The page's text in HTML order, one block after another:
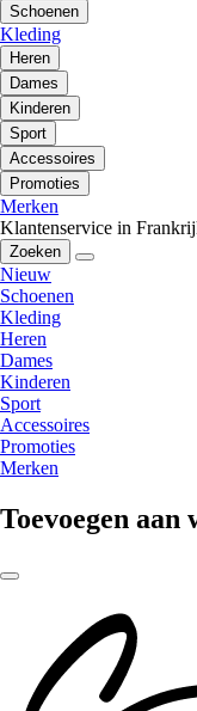
Schoenen
Kleding
Heren
Dames
Kinderen
Sport
Accessoires
Promoties
Merken
Klantenservice in
Zoeken
Nieuw
Schoenen
Kleding
Heren
Dames
Kinderen
Sport
Accessoires
Promoties
Merken
Toevoegen aan